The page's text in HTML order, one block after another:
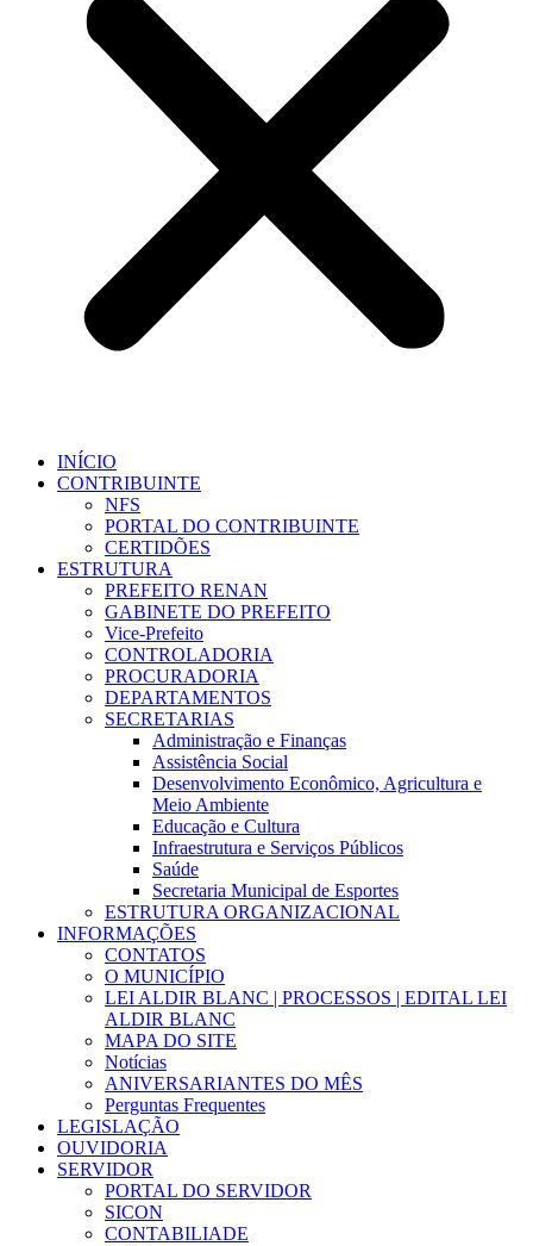
INÍCIO
CONTRIBUINTE
NFS
PORTAL DO CONTRIBUINTE
CERTIDÕES
ESTRUTURA
PREFEITO RENAN
GABINETE DO PREFEITO
Vice-Prefeito
CONTROLADORIA
PROCURADORIA
DEPARTAMENTOS
SECRETARIAS
Administração e Finanças
Assistência Social
Desenvolvimento Econômico, Agricultura e
Meio Ambiente
Educação e Cultura
Infraestrutura e Serviços Públicos
Saúde
Secretaria Municipal de Esportes
ESTRUTURA ORGANIZACIONAL
INFORMAÇÕES
CONTATOS
O MUNICÍPIO
LEI ALDIR BLANC | PROCESSOS | EDITAL LEI
ALDIR BLANC
MAPA DO SITE
Notícias
ANIVERSARIANTES DO MÊS
Perguntas Frequentes
LEGISLAÇÃO
OUVIDORIA
SERVIDOR
PORTAL DO SERVIDOR
SICON
CONTABILIADE